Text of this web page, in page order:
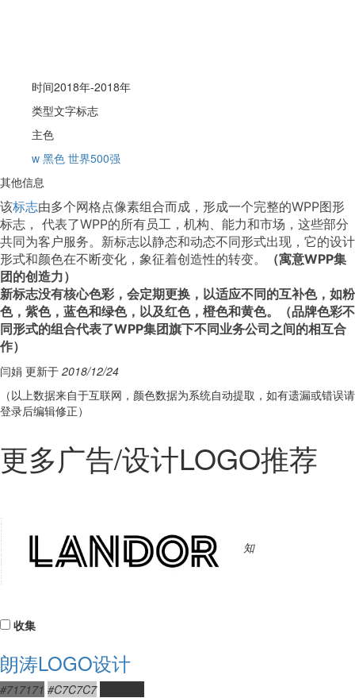
时间2018年-2018年
类型文字标志
主色
w 黑色 世界500强
其他信息
该标志由多个网格点像素组合而成，形成一个完整的WPP图形
标志， 代表了WPP的所有员工，机构、能力和市场，这些部分
共同为客户服务。 新标志以静态和动态不同形式出现，它的设计
形式和颜色在不断变化，象征着创造性的转变。
（寓意WPP集
团的创造力）
新标志没有核心色彩，会定期更换，以适应不同的互补色，如粉
色，紫色，蓝色和绿色，以及红色，橙色和黄色。（品牌色彩不
同形式的组合代表了WPP集团旗下不同业务公司之间的相互合
作）
闫娟 更新于 2018/12/24
（以上数据来自于互联网，颜色数据为系统自动提取，如有遗漏或错误请
登录后编辑修正）
更多广告/设计LOGO推荐
知
收集
朗涛LOGO设计
#717171 #C7C7C7